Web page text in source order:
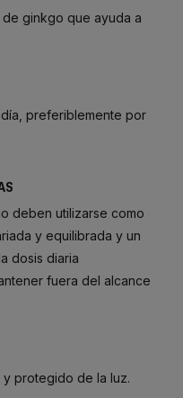
de ginkgo que ayuda a
preferiblemente por
deben utilizarse como
y equilibrada y un
dosis diaria
fuera del alcance
protegido de la luz.